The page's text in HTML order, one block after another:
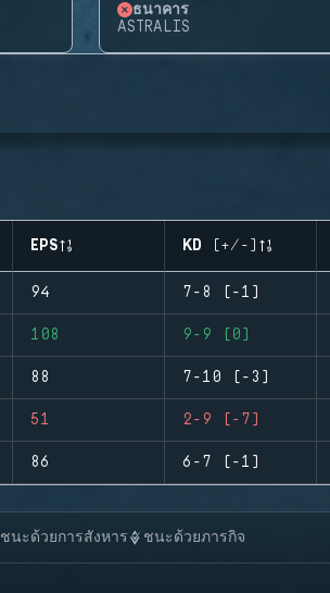
ธนาคาร
ASTRALIS
EPS KD (+/-)
94 7-8 (-1)
108 9-9 (0)
88 7-10 (-3)
51 2-9 (-7)
86 6-7 (-1)
ชนะด้วยการสังหาร ชนะด้วยภารกิจ